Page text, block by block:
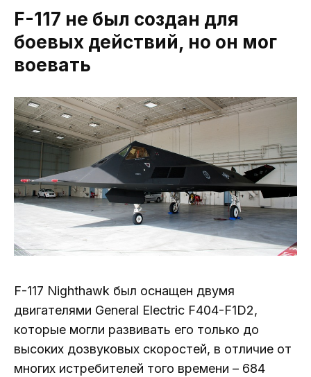
F-117 не был создан для
боевых действий, но он мог
воевать
F-117 Nighthawk был оснащен двумя
двигателями General Electric F404-F1D2,
которые могли развивать его только до
высоких дозвуковых скоростей, в отличие от
многих истребителей того времени – 684